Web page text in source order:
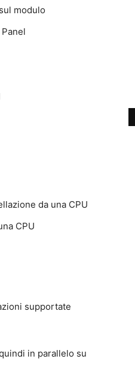
modulo
da una CPU
CPU
supportate
in parallelo su